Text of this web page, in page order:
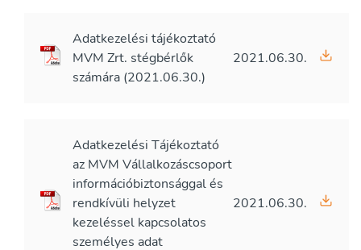
Adatkezelési tájékoztató
MVM Zrt. stégbérlők
számára (2021.06.30.)
2021.06.30.
Adatkezelési Tájékoztató
az MVM Vállalkozáscsoport
információbiztonsággal és
rendkívüli helyzet
kezeléssel kapcsolatos
személyes adat
2021.06.30.